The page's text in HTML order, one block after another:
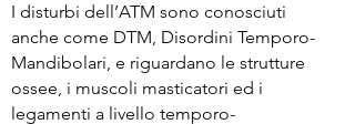
I disturbi dell’ATM sono conosciuti
anche come DTM, Disordini Temporo-
Mandibolari, e riguardano le strutture
ossee, i muscoli masticatori ed i
legamenti a livello temporo-